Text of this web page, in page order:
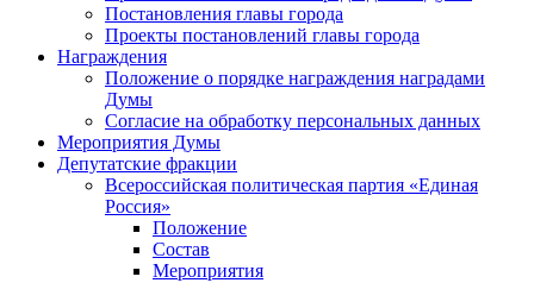
Постановления главы города
Проекты постановлений главы города
Награждения
Положение о порядке награждения наградами
Думы
Согласие на обработку персональных данных
Мероприятия Думы
Депутатские фракции
Всероссийская политическая партия «Единая
Россия»
Положение
Состав
Мероприятия